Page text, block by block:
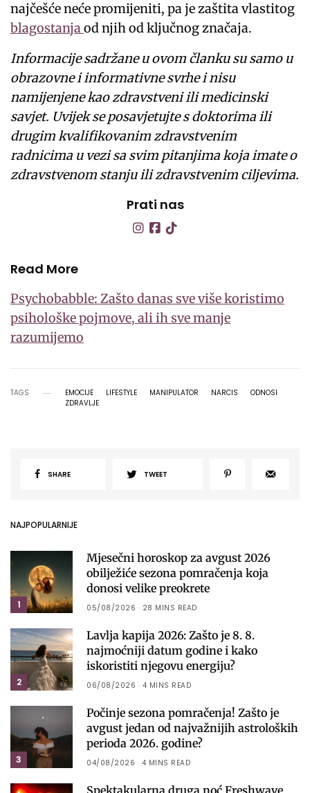
najčešće neće promijeniti, pa je zaštita vlastitog
blagostanjaod njih od ključnog značaja.
Informacije sadržane u ovom članku su samo u
obrazovne i informativne svrhe i nisu
namijenjene kao zdravstveni ili medicinski
savjet. Uvijek se posavjetujte s doktorima ili
drugim kvalifikovanim zdravstvenim
radnicima u vezi sa svim pitanjima koja imate o
zdravstvenom stanju ili zdravstvenim ciljevima.
Prati nas
Read More
Psychobabble: Zašto danas sve više koristimo
psihološke pojmove, ali ih sve manje
razumijemo
TAGS EMOCIJE LIFESTYLE MANIPULATOR NARCIS
ODNOSI
ZDRAVLJE
SHARE TWEET
NAJPOPULARNIJE
1
Mjesečni horoskop za avgust 2026
obilježiće sezona pomračenja koja
donosi velike preokrete
05/08/2026 28 MINS READ
2
Lavlja kapija 2026: Zašto je 8. 8.
najmoćniji datum godine i kako
iskoristiti njegovu energiju?
06/08/2026 4 MINS READ
3
Počinje sezona pomračenja! Zašto je
avgust jedan od najvažnijih astroloških
perioda 2026. godine?
04/08/2026 4 MINS READ